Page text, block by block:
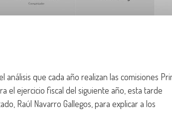
análisis que cada año realizan las comisiones
el ejercicio fiscal del siguiente año, esta tarde
Raúl Navarro Gallegos, para explicar a los